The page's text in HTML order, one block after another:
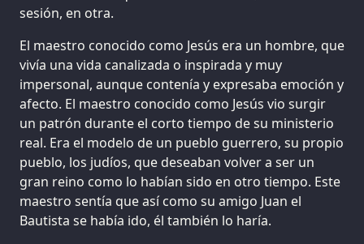
sesión, en otra.
El maestro conocido como Jesús era un hombre, que
vivía una vida canalizada o inspirada y muy
impersonal, aunque contenía y expresaba emoción y
afecto. El maestro conocido como Jesús vio surgir
un patrón durante el corto tiempo de su ministerio
real. Era el modelo de un pueblo guerrero, su propio
pueblo, los judíos, que deseaban volver a ser un
gran reino como lo habían sido en otro tiempo. Este
maestro sentía que así como su amigo Juan el
Bautista se había ido, él también lo haría.